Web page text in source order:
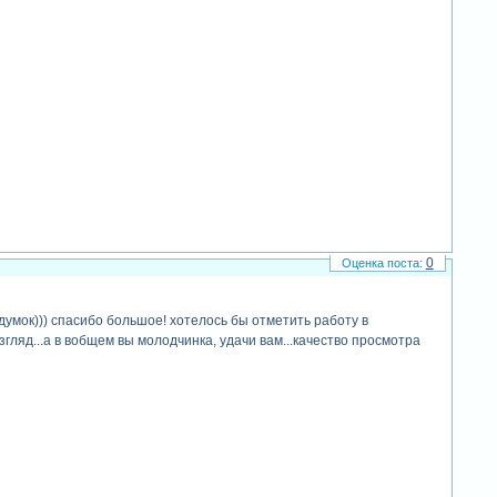
спасибо большое! хотелось бы отметить работу в
в вобщем вы молодчинка, удачи вам...качество просмотра
0